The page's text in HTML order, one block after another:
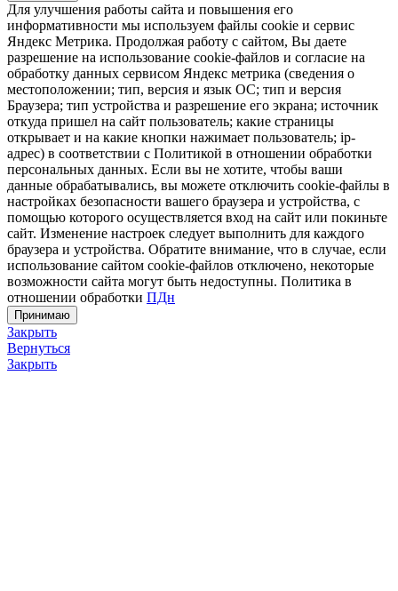
Для улучшения работы сайта и повышения его
информативности мы используем файлы cookie и сервис
Яндекс Метрика. Продолжая работу с сайтом, Вы даете
разрешение на использование cookie-файлов и согласие на
обработку данных сервисом Яндекс метрика (сведения о
местоположении; тип, версия и язык ОС; тип и версия
Браузера; тип устройства и разрешение его экрана; источник
откуда пришел на сайт пользователь; какие страницы
открывает и на какие кнопки нажимает пользователь; ip-
адрес) в соответствии с Политикой в отношении обработки
персональных данных. Если вы не хотите, чтобы ваши
данные обрабатывались, вы можете отключить cookie-файлы в
настройках безопасности вашего браузера и устройства, с
помощью которого осуществляется вход на сайт или покиньте
сайт. Изменение настроек следует выполнить для каждого
браузера и устройства. Обратите внимание, что в случае, если
использование сайтом cookie-файлов отключено, некоторые
возможности сайта могут быть недоступны. Политика в
отношении обработки ПДн
Принимаю
Закрыть
Вернуться
Закрыть